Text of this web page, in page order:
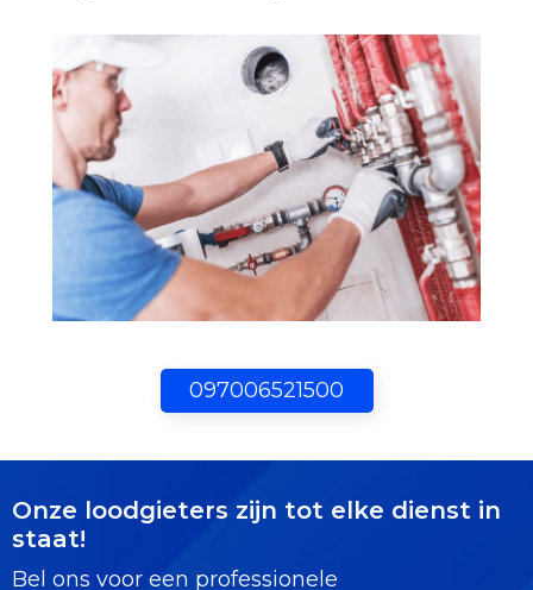
097006521500
Onze loodgieters zijn tot elke dienst in
staat!
Bel ons voor een professionele